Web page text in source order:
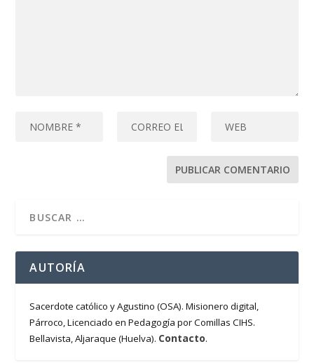
AUTORÍA
Sacerdote católico y Agustino (OSA). Misionero digital,
Párroco, Licenciado en Pedagogía por Comillas CIHS.
Bellavista, Aljaraque (Huelva). Contacto.